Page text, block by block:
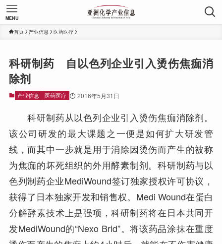
MENU
首页 产业信息 医药医疗
科研制药 自以色列企业引入烫伤焦痂消
除剂
产业信息 医药医疗 2016年5月31日
科研制药从以色列企业引入烫伤焦痂消除剂。
该公司研发的最大课题之一便是如何扩大研发管
线，而其中一步就是用于消除因烫伤而产生的被称
为焦痂的坏死组织的外用酵素制剂。科研制药与以
色列制药企业MediWound签订独家授权许可协议，
获得了日本独家开发和销售权。Medi Wound在蛋白
分解酵素技术上是强项，科研制药将在日本共同开
发MediWound的“Nexo Brid”。将该药品涂抹在重度